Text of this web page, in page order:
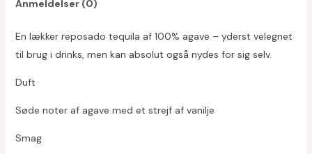
Anmeldelser (0)
En lækker reposado tequila af 100% agave – yderst velegnet
til brug i drinks, men kan absolut også nydes for sig selv.
Duft
Søde noter af agave med et strejf af vanilje
Smag